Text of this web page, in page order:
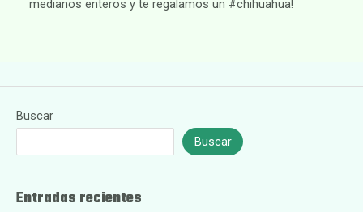
medianos enteros y te regalamos un #chihuahua!
Buscar
Buscar
Entradas recientes